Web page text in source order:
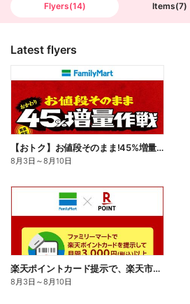
Flyers(14) Items(7)
Latest flyers
【おトク】お値段そのまま!45%増量作戦!
8月3日 ～8月10日
楽天ポイントカード提示で、楽天市場でのお買い物がおトクに!
8月3日 ～8月10日